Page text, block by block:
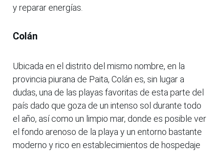
y reparar energías.
Colán
Ubicada en el distrito del mismo nombre, en la
provincia piurana de Paita, Colán es, sin lugar a
dudas, una de las playas favoritas de esta parte del
país dado que goza de un intenso sol durante todo
el año, así como un limpio mar, donde es posible ver
el fondo arenoso de la playa y un entorno bastante
moderno y rico en establecimientos de hospedaje